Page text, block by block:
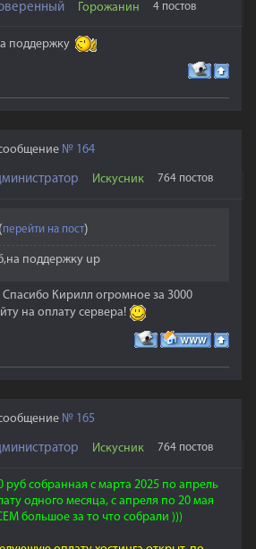
Горожанин 4 постов
поддержку
№ 164
Искусник 764 постов
( )
поддержку up
Кирилл огромное за 3000
на оплату сервера!
№ 165
Искусник 764 постов
собранная с марта 2025 по апрель
одного месяца, с апреля по 20 мая
большое за то что собрали )))